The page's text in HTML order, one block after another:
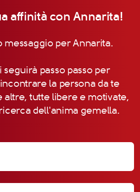
affinità con Annarita!
messaggio per Annarita.
seguirà passo passo per
la persona da te
altre, tutte libere e motivate,
dell'anima gemella.